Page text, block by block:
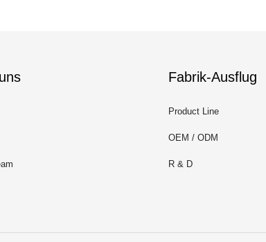
Fabrik-Ausflug
Product Line
OEM / ODM
R & D